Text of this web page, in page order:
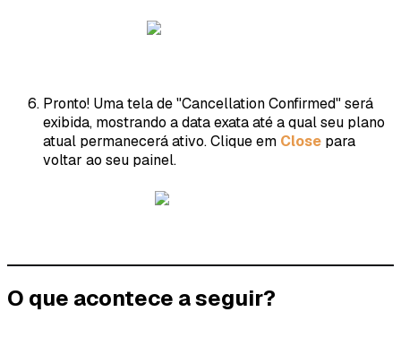
Pronto! Uma tela de "Cancellation Confirmed" será
exibida, mostrando a data exata até a qual seu plano
atual permanecerá ativo. Clique em Close para
voltar ao seu painel.
O que acontece a seguir?